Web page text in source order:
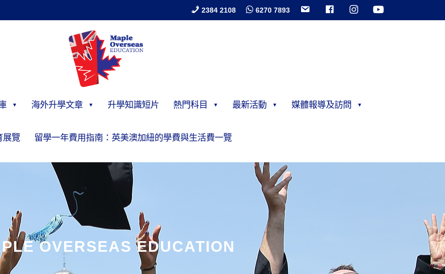
2384 2108 6270 7893
海外升學文章 升學知識短片 熱門科目 最新活動 媒體報導及訪問
展覽 留學一年費用指南：英美澳加紐的學費與生活費一覽
OVERSEAS EDUCATION